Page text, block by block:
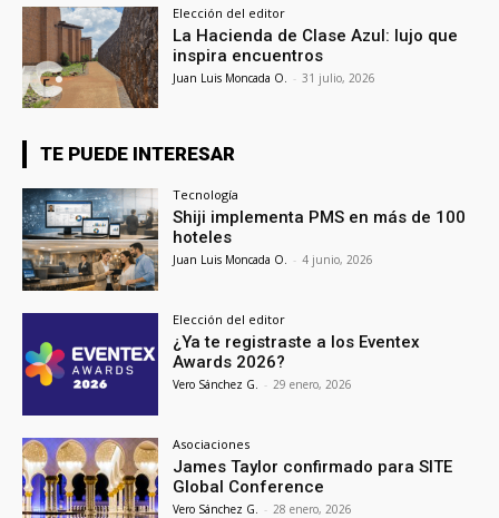
Elección del editor
La Hacienda de Clase Azul: lujo que
inspira encuentros
Juan Luis Moncada O. - 31 julio, 2026
TE PUEDE INTERESAR
Tecnología
Shiji implementa PMS en más de 100
hoteles
Juan Luis Moncada O. - 4 junio, 2026
Elección del editor
¿Ya te registraste a los Eventex
Awards 2026?
Vero Sánchez G. - 29 enero, 2026
Asociaciones
James Taylor confirmado para SITE
Global Conference
Vero Sánchez G. - 28 enero, 2026